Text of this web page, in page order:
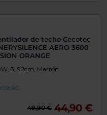
de techo Cecotec
AERO 3600
ORANGE
3, 92cm, Marrón
49,90 € 44,90 €